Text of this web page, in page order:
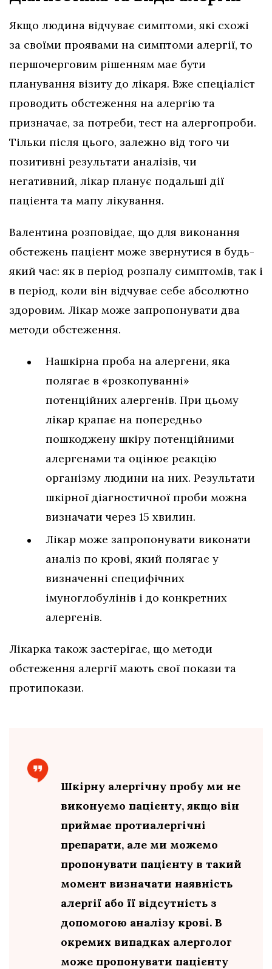
Якщо людина відчуває симптоми, які схожі
за своїми проявами на симптоми алергії, то
першочерговим рішенням має бути
планування візиту до лікаря. Вже спеціаліст
проводить обстеження на алергію та
призначає, за потреби, тест на алергопроби.
Тільки після цього, залежно від того чи
позитивні результати аналізів, чи
негативний, лікар планує подальші дії
пацієнта та мапу лікування.
Валентина розповідає, що для виконання
обстежень пацієнт може звернутися в будь-
який час: як в період розпалу симптомів, так і
в період, коли він відчуває себе абсолютно
здоровим. Лікар може запропонувати два
методи обстеження.
Нашкірна проба на алергени, яка
полягає в «розкопуванні»
потенційних алергенів. При цьому
лікар крапає на попередньо
пошкоджену шкіру потенційними
алергенами та оцінює реакцію
організму людини на них. Результати
шкірної діагностичної проби можна
визначати через 15 хвилин.
Лікар може запропонувати виконати
аналіз по крові, який полягає у
визначенні специфічних
імуноглобулінів і до конкретних
алергенів.
Лікарка також застерігає, що методи
обстеження алергії мають свої покази та
протипокази.
Шкірну алергічну пробу ми не
виконуємо пацієнту, якщо він
приймає протиалергічні
препарати, але ми можемо
пропонувати пацієнту в такий
момент визначати наявність
алергії або її відсутність з
допомогою аналізу крові. В
окремих випадках алерголог
може пропонувати пацієнту